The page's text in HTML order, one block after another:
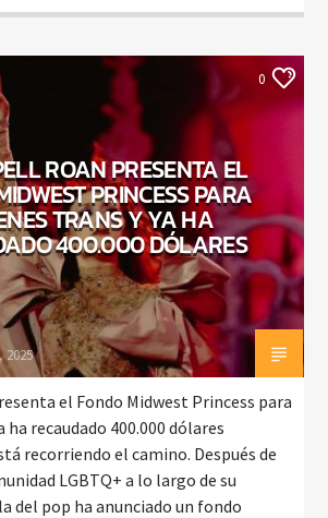
0
ROAN PRESENTA EL
PRINCESS PARA
TRANS Y YA HA
400.000 DÓLARES
2025
el Fondo Midwest Princess para
ha recaudado 400.000 dólares
recorriendo el camino. Después de
LGBTQ+ a lo largo de su
del pop ha anunciado un fondo